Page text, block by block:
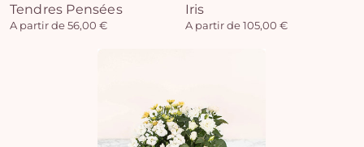
Tendres Pensées
A partir de 56,00 €
Iris
A partir de 105,00 €